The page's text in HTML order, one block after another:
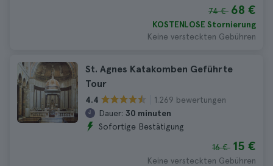
74 € 68 €
KOSTENLOSE Stornierung
Keine versteckten Gebühren
St. Agnes Katakomben Geführte
Tour
4.4
1.269 bewertungen
Dauer: 30 minuten
Sofortige Bestätigung
16 € 15 €
Keine versteckten Gebühren